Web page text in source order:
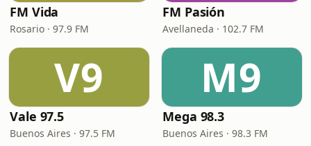
FM Vida
Rosario · 97.9 FM
FM Pasión
Avellaneda · 102.7 FM
V9
Vale 97.5
Buenos Aires · 97.5 FM
M9
Mega 98.3
Buenos Aires · 98.3 FM